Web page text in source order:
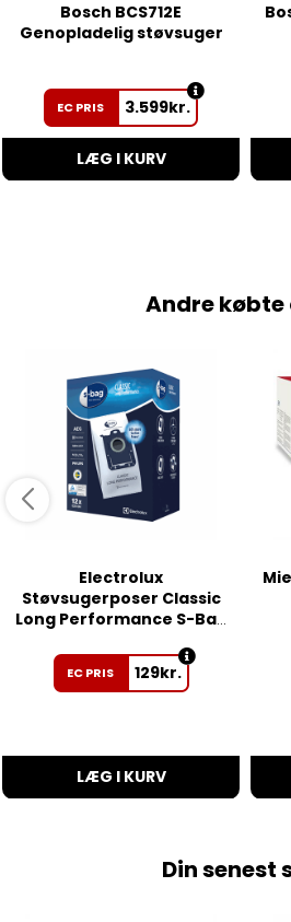
Bosch BCS712E
Genopladelig støvsuger
EC PRIS 3.599kr.
LÆG I KURV
Andre købte
Electrolux
Støvsugerposer Classic
Long Performance S-Bag
EC PRIS 129kr.
LÆG I KURV
Din senest